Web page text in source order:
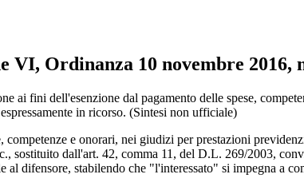
VI, Ordinanza 10 novembre 2016,
VI, Ordinanza 10 novembre 2016,
ai fini dell'esenzione dal pagamento delle spese,
in ricorso. (Sintesi non ufficiale)
competenze e onorari, nei giudizi per prestazioni
sostituito dall'art. 42, comma 11, del D.L. 269/2003,
al difensore, stabilendo che "l'interessato" si impegna